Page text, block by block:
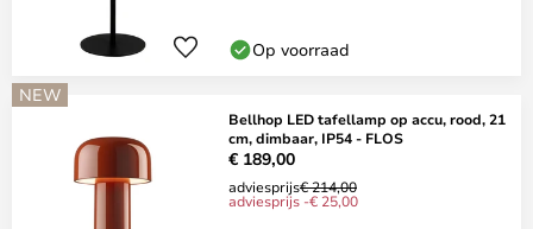
Op voorraad
NEW
Bellhop LED tafellamp op accu, rood, 21
cm, dimbaar, IP54 - FLOS
€ 189,00
adviesprijs€ 214,00
adviesprijs -€ 25,00